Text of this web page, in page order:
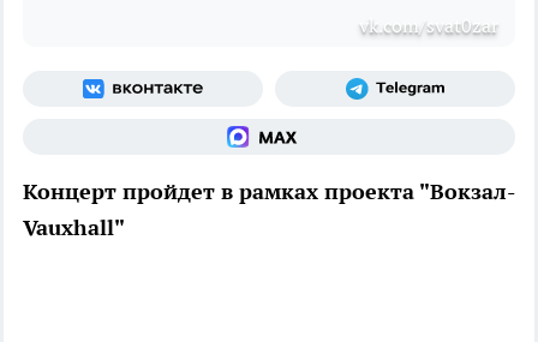
vk.com/svat0zar
Концерт пройдет в рамках проекта "Вокзал-
Vauxhall"